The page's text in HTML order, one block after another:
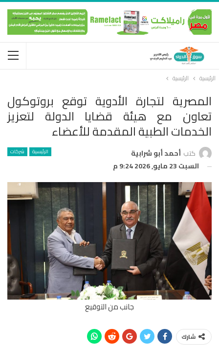
الرئيسية الرئيسية
المصرية لتجارة الأدوية توقع بروتوكول
تعاون مع هيئة قضايا الدولة لتعزيز
الخدمات الطبية المقدمة للأعضاء
الرئيسية شركات كتب أحمد أبو شرابية
السبت 23 مايو, 2026 9:24 م
جانب من التوقيع
شارك